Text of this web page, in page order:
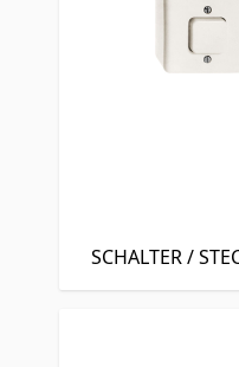
SCHALTER /